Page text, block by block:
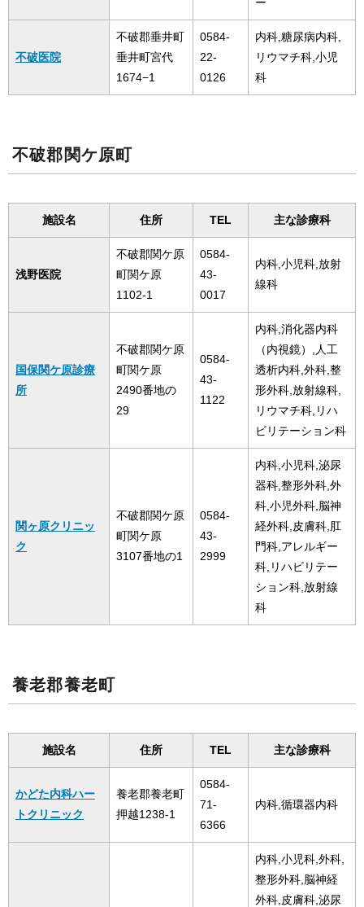
不破医院
不破郡垂井町
垂井町宮代
1674−1
0584-
22-
0126
内科,糖尿病内科,
リウマチ科,小児
科
不破郡関ケ原町
施設名 住所 TEL 主な診療科
浅野医院
不破郡関ケ原
町関ケ原
1102-1
0584-
43-
0017
内科,小児科,放射
線科
国保関ケ原診療
所
不破郡関ケ原
町関ケ原
2490番地の
29
0584-
43-
1122
内科,消化器内科
（内視鏡）,人工
透析内科,外科,整
形外科,放射線科,
リウマチ科,リハ
ビリテーション科
関ヶ原クリニッ
ク
不破郡関ケ原
町関ケ原
3107番地の1
0584-
43-
2999
内科,小児科,泌尿
器科,整形外科,外
科,小児外科,脳神
経外科,皮膚科,肛
門科,アレルギー
科,リハビリテー
ション科,放射線
科
養老郡養老町
施設名 住所 TEL 主な診療科
かどた内科ハー
トクリニック
養老郡養老町
押越1238-1
0584-
71-
6366
内科,循環器内科
内科,小児科,外科,
整形外科,脳神経
外科,皮膚科,泌尿